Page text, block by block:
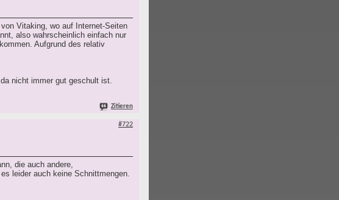
Vitaking, wo auf Internet-Seiten
also wahrscheinlich einfach nur
Aufgrund des relativ
nicht immer gut geschult ist.
Zitieren
#722
die auch andere,
leider auch keine Schnittmengen.